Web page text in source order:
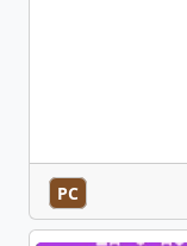
PC